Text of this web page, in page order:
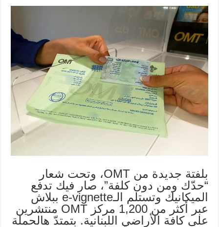
بلفتة جديدة من OMT، وتحت شعار
“حدّك ومن دون كلفة”، صار فيك تدفع
الميكانيك وتستلم الـe-vignette ببلاش
عبر أكثر من 1,200 مركز OMT منتشرين
على كافة الأراضي اللبنانية. بتمتدّ هالحملة